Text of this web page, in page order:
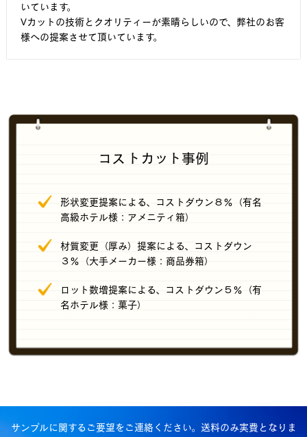
いています。
Vカットの技術とクオリティーが素晴らしいので、弊社のお客
様への提案させて頂いています。
コストカット事例
形状変更提案による、コストダウン８％（有名
高級ホテル様：アメニティ箱）
材質変更（厚み）提案による、コストダウン
３％（大手メーカー様：商品券箱）
ロット数増提案による、コストダウン５％（有
名ホテル様：菓子）
サンプルに関するご要望をご連絡ください。送料のみ実費となりま